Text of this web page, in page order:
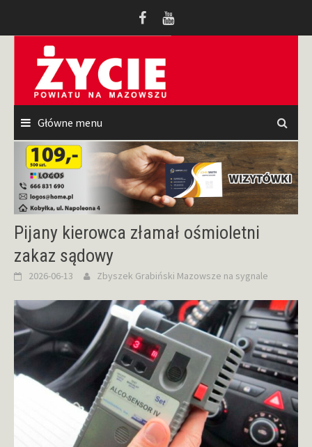
Główne menu
Pijany kierowca złamał ośmioletni
zakaz sądowy
2026-06-13 Zbyszek Grabiński Mazowsze na sygnale